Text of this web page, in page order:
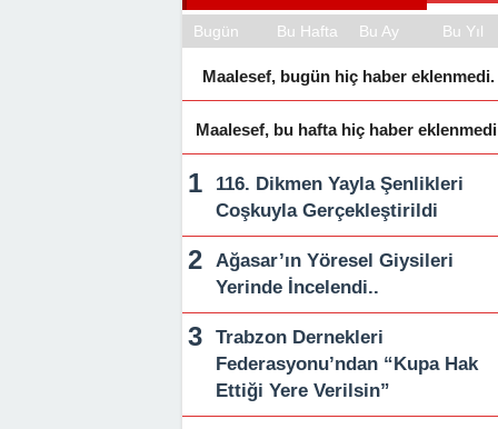
Bugün Bu Hafta Bu Ay Bu Yıl
Maalesef, bugün hiç haber eklenmedi.
Maalesef, bu hafta hiç haber
116. Dikmen Yayla Şenlikleri
Coşkuyla Gerçekleştirildi
Ağasar’ın Yöresel Giysileri
Yerinde İncelendi..
Trabzon Dernekleri
Federasyonu’ndan “Kupa Hak
Ettiği Yere Verilsin”